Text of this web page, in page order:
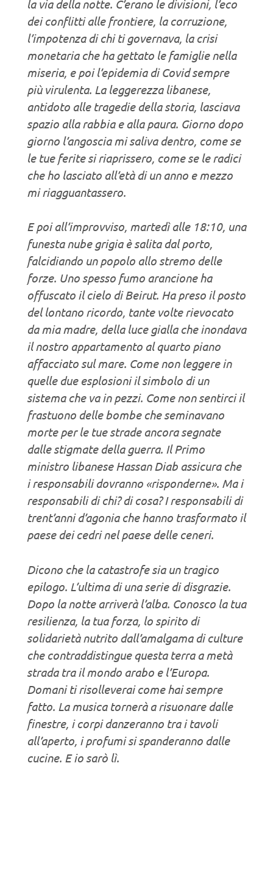
la via della notte. C’erano le divisioni, l’eco
dei conflitti alle frontiere, la corruzione,
l’impotenza di chi ti governava, la crisi
monetaria che ha gettato le famiglie nella
miseria, e poi l’epidemia di Covid sempre
più virulenta. La leggerezza libanese,
antidoto alle tragedie della storia, lasciava
spazio alla rabbia e alla paura. Giorno dopo
giorno l’angoscia mi saliva dentro, come se
le tue ferite si riaprissero, come se le radici
che ho lasciato all’età di un anno e mezzo
mi riagguantassero.
E poi all’improvviso, martedì alle 18:10, una
funesta nube grigia è salita dal porto,
falcidiando un popolo allo stremo delle
forze. Uno spesso fumo arancione ha
offuscato il cielo di Beirut. Ha preso il posto
del lontano ricordo, tante volte rievocato
da mia madre, della luce gialla che inondava
il nostro appartamento al quarto piano
affacciato sul mare. Come non leggere in
quelle due esplosioni il simbolo di un
sistema che va in pezzi. Come non sentirci il
frastuono delle bombe che seminavano
morte per le tue strade ancora segnate
dalle stigmate della guerra. Il Primo
ministro libanese Hassan Diab assicura che
i responsabili dovranno «risponderne». Ma i
responsabili di chi? di cosa? I responsabili di
trent’anni d’agonia che hanno trasformato il
paese dei cedri nel paese delle ceneri.
Dicono che la catastrofe sia un tragico
epilogo. L’ultima di una serie di disgrazie.
Dopo la notte arriverà l’alba. Conosco la tua
resilienza, la tua forza, lo spirito di
solidarietà nutrito dall’amalgama di culture
che contraddistingue questa terra a metà
strada tra il mondo arabo e l’Europa.
Domani ti risolleverai come hai sempre
fatto. La musica tornerà a risuonare dalle
finestre, i corpi danzeranno tra i tavoli
all’aperto, i profumi si spanderanno dalle
cucine. E io sarò lì.